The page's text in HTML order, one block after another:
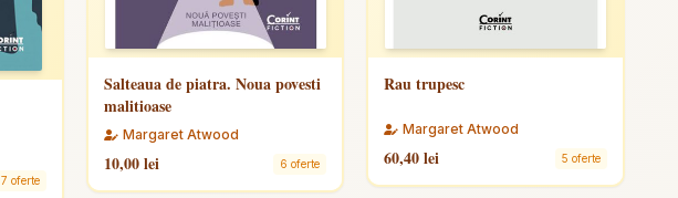
7 oferte
Salteaua de piatra. Noua povesti
malitioase
Margaret Atwood
10,00 lei 6 oferte
Rau trupesc
Margaret Atwood
60,40 lei 5 oferte